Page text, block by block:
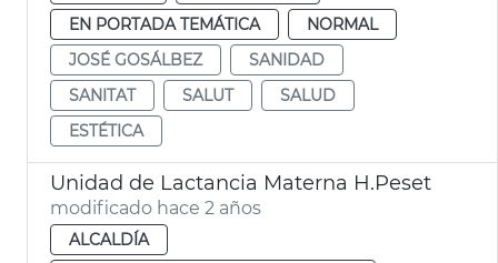
EN PORTADA TEMÁTICA
NORMAL
JOSÉ GOSÁLBEZ
SANIDAD
SANITAT
SALUT
SALUD
ESTÉTICA
Unidad de Lactancia Materna H.Peset
modificado hace 2 años
ALCALDÍA